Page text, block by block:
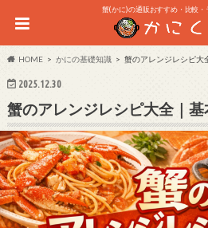
蟹(かに)の通販おすすめ・比較・
HOME かにの基礎知識 蟹のアレンジレシピ大
2025.12.30
蟹のアレンジレシピ大全｜基